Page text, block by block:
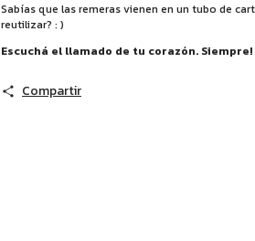
Sabías que las remeras vienen en un tubo de
reutilizar? : )
Escuchá el llamado de tu corazón. Siempre!
Compartir